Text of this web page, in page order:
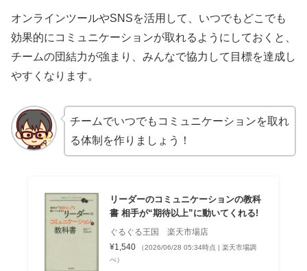
オンラインツールやSNSを活用して、いつでもどこでも
効果的にコミュニケーションが取れるようにしておくと、
チームの団結力が強まり、みんなで協力して目標を達成し
やすくなります。
チームでいつでもコミュニケーションを取れ
る体制を作りましょう！
リーダーのコミュニケーションの教科
書 相手が“期待以上”に動いてくれる!
ぐるぐる王国 楽天市場店
¥1,540
（2026/06/28 05:34時点 | 楽天市場調
べ）